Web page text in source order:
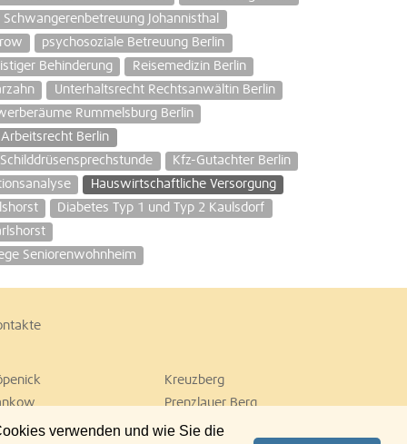
verwenden und wie Sie die
Schwangerenbetreuung Johannisthal
psychosoziale Betreuung Berlin
Behinderung
Reisemedizin Berlin
Unterhaltsrecht Rechtsanwältin Berlin
Rummelsburg Berlin
Berlin
Schilddrüsensprechstunde
Kfz-Gutachter Berlin
Hauswirtschaftliche Versorgung
Diabetes Typ 1 und Typ 2 Kaulsdorf
Seniorenwohnheim
Kreuzberg
Prenzlauer Berg
Tiergarten